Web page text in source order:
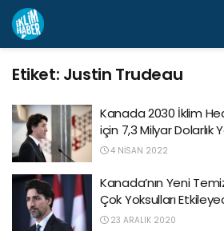
Etiket: Justin Trudeau
Kanada 2030 İklim
için 7,3 Milyar Dolarlık
4 NISAN 2022
Kanada’nın Yeni
Çok Yoksulları
23 ARALIK 2020